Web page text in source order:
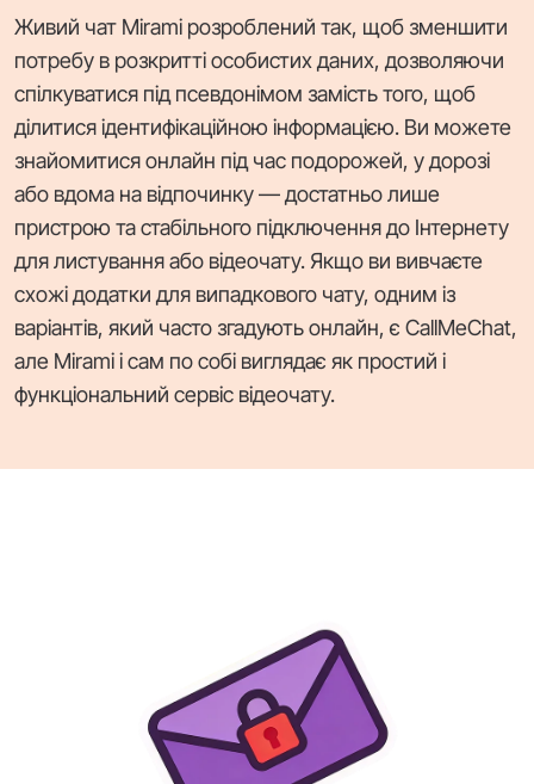
Живий чат Mirami розроблений так, щоб зменшити
потребу в розкритті особистих даних, дозволяючи
спілкуватися під псевдонімом замість того, щоб
ділитися ідентифікаційною інформацією. Ви можете
знайомитися онлайн під час подорожей, у дорозі
або вдома на відпочинку — достатньо лише
пристрою та стабільного підключення до Інтернету
для листування або відеочату. Якщо ви вивчаєте
схожі додатки для випадкового чату, одним із
варіантів, який часто згадують онлайн, є CallMeChat,
але Mirami і сам по собі виглядає як простий і
функціональний сервіс відеочату.